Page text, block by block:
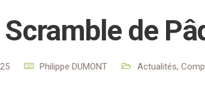
Scramble de
Philippe DUMONT Actualités,